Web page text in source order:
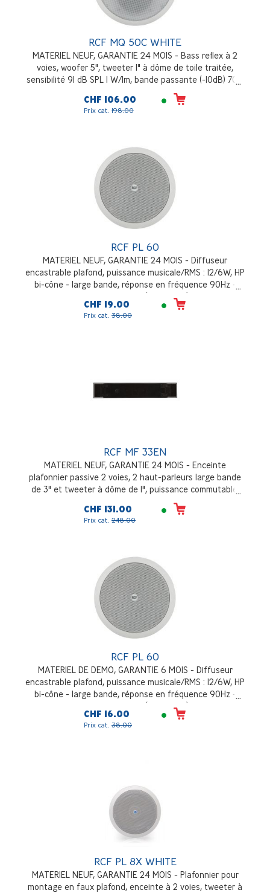
RCF MQ 50C WHITE
MATERIEL NEUF, GARANTIE 24 MOIS - Bass reflex à 2
voies, woofer 5", tweeter 1" à dôme de toile traitée,
sensibilité 91 dB SPL 1 W/1m, bande passante (-10dB) 70 -
20000 Hz, niveau de pression sonore à la puissance
musicale 112dB, blanc (RAL 9003)
CHF 106.00
Prix cat. 198.00
RCF PL 60
MATERIEL NEUF, GARANTIE 24 MOIS - Diffuseur
encastrable plafond, puissance musicale/RMS : 12/6W, HP
bi-cône - large bande, réponse en fréquence 90Hz -
20000Hz, blanc (RAL 9003)
CHF 19.00
Prix cat. 38.00
RCF MF 33EN
MATERIEL NEUF, GARANTIE 24 MOIS - Enceinte
plafonnier passive 2 voies, 2 haut-parleurs large bande
de 3" et tweeter à dôme de 1", puissance commutable,
sensibilité de 88 dB, réponse en fréquence 80Hz -
22000Hz, noir (RAL9005)
CHF 131.00
Prix cat. 248.00
RCF PL 60
MATERIEL DE DEMO, GARANTIE 6 MOIS - Diffuseur
encastrable plafond, puissance musicale/RMS : 12/6W, HP
bi-cône - large bande, réponse en fréquence 90Hz -
20000Hz, blanc (RAL 9003)
CHF 16.00
Prix cat. 38.00
RCF PL 8X WHITE
MATERIEL NEUF, GARANTIE 24 MOIS - Plafonnier pour
montage en faux plafond, enceinte à 2 voies, tweeter à